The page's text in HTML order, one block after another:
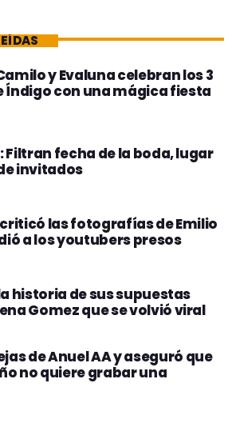
y Evaluna celebran los 3
Índigo con una mágica fiesta
Filtran fecha de la boda, lugar
invitados
las fotografías de Emilio
a los youtubers presos
historia de sus supuestas
Gomez que se volvió viral
de Anuel AA y aseguró que
no quiere grabar una